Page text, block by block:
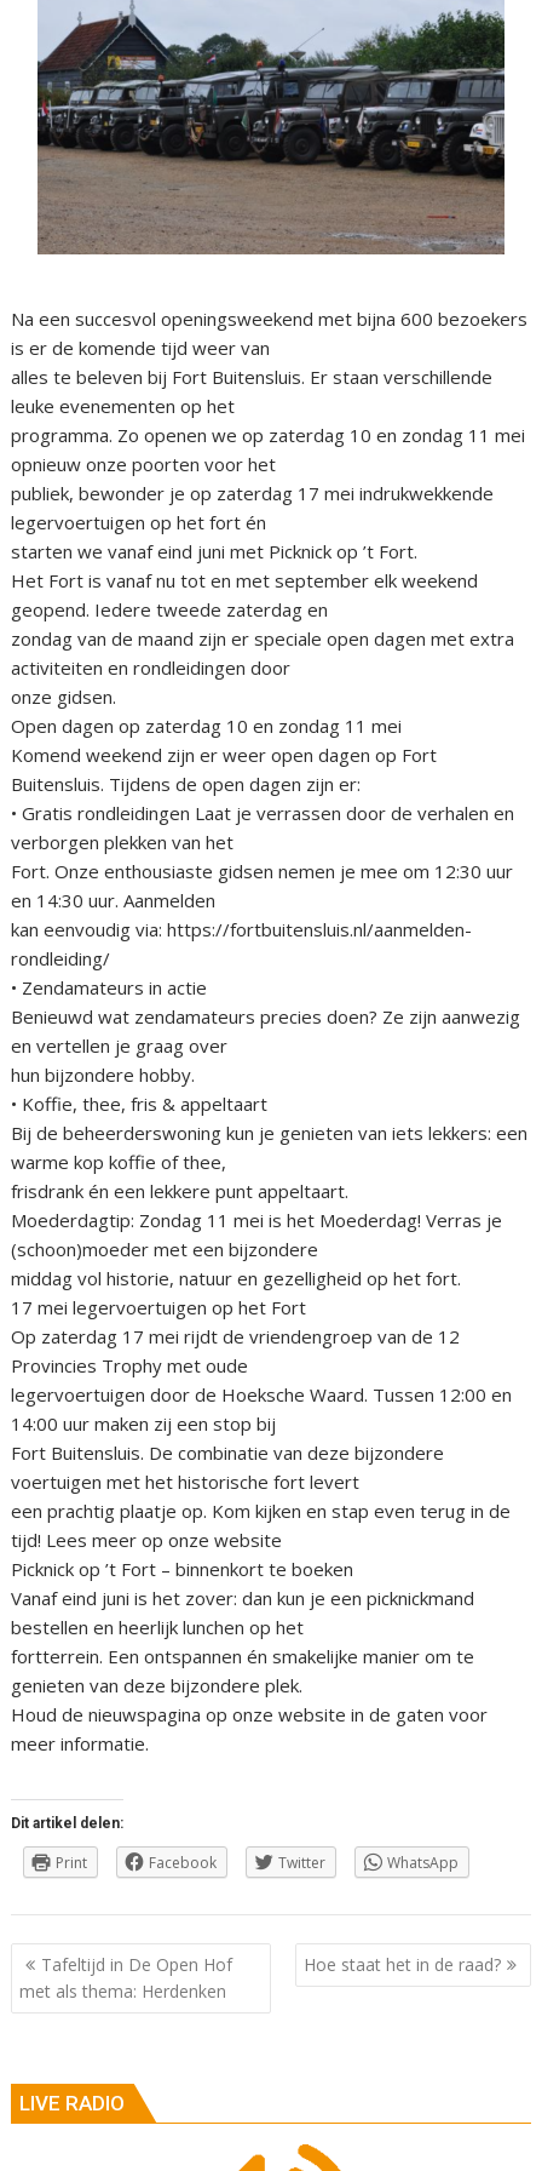
Na een succesvol openingsweekend met bijna 600 bezoekers
is er de komende tijd weer van
alles te beleven bij Fort Buitensluis. Er staan verschillende
leuke evenementen op het
programma. Zo openen we op zaterdag 10 en zondag 11 mei
opnieuw onze poorten voor het
publiek, bewonder je op zaterdag 17 mei indrukwekkende
legervoertuigen op het fort én
starten we vanaf eind juni met Picknick op ’t Fort.
Het Fort is vanaf nu tot en met september elk weekend
geopend. Iedere tweede zaterdag en
zondag van de maand zijn er speciale open dagen met extra
activiteiten en rondleidingen door
onze gidsen.
Open dagen op zaterdag 10 en zondag 11 mei
Komend weekend zijn er weer open dagen op Fort
Buitensluis. Tijdens de open dagen zijn er:
• Gratis rondleidingen Laat je verrassen door de verhalen en
verborgen plekken van het
Fort. Onze enthousiaste gidsen nemen je mee om 12:30 uur
en 14:30 uur. Aanmelden
kan eenvoudig via: https://fortbuitensluis.nl/aanmelden-
rondleiding/
• Zendamateurs in actie
Benieuwd wat zendamateurs precies doen? Ze zijn aanwezig
en vertellen je graag over
hun bijzondere hobby.
• Koffie, thee, fris & appeltaart
Bij de beheerderswoning kun je genieten van iets lekkers: een
warme kop koffie of thee,
frisdrank én een lekkere punt appeltaart.
Moederdagtip: Zondag 11 mei is het Moederdag! Verras je
(schoon)moeder met een bijzondere
middag vol historie, natuur en gezelligheid op het fort.
17 mei legervoertuigen op het Fort
Op zaterdag 17 mei rijdt de vriendengroep van de 12
Provincies Trophy met oude
legervoertuigen door de Hoeksche Waard. Tussen 12:00 en
14:00 uur maken zij een stop bij
Fort Buitensluis. De combinatie van deze bijzondere
voertuigen met het historische fort levert
een prachtig plaatje op. Kom kijken en stap even terug in de
tijd! Lees meer op onze website
Picknick op ’t Fort – binnenkort te boeken
Vanaf eind juni is het zover: dan kun je een picknickmand
bestellen en heerlijk lunchen op het
fortterrein. Een ontspannen én smakelijke manier om te
genieten van deze bijzondere plek.
Houd de nieuwspagina op onze website in de gaten voor
meer informatie.
Dit artikel delen:
Print Facebook Twitter WhatsApp
Berichtnavigatie
Tafeltijd in De Open Hof
met als thema: Herdenken
Hoe staat het in de raad?
LIVE RADIO